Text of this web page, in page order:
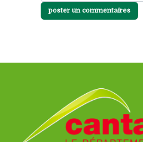
poster un commentaires